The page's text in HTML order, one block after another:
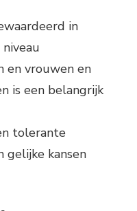
in
en vrouwen en
is een belangrijk
tolerante
gelijke kansen